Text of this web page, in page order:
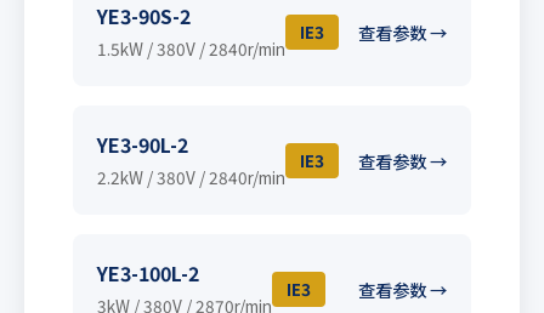
YE3-90S-2
1.5kW / 380V / 2840r/min
IE3 查看参数 →
YE3-90L-2
2.2kW / 380V / 2840r/min
IE3 查看参数 →
YE3-100L-2
3kW / 380V / 2870r/min
IE3 查看参数 →